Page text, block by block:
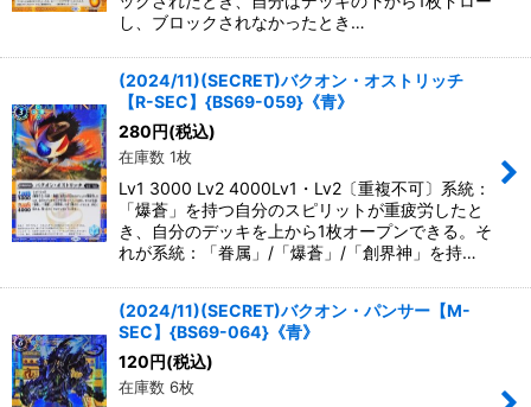
し、ブロックされなかったとき…
(2024/11)(SECRET)バクオン・オストリッチ
【R-SEC】{BS69-059}《青》
280 円(税込)
在庫数 1枚
Lv1 3000 Lv2 4000Lv1・Lv2〔重複不可〕系統：
「爆蒼」を持つ自分のスピリットが重疲労したと
き、自分のデッキを上から1枚オープンできる。そ
れが系統：「眷属」/「爆蒼」/「創界神」を持…
(2024/11)(SECRET)バクオン・パンサー【M-
SEC】{BS69-064}《青》
120 円(税込)
在庫数 6枚